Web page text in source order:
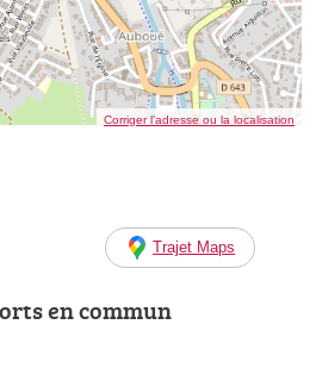
Corriger l’adresse ou la localisation
Trajet Maps
en commun